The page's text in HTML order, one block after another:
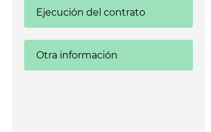
Ejecución del contrato
Otra información